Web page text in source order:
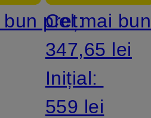
bun preț:
Cel mai
347,65 lei
Inițial:
559 lei